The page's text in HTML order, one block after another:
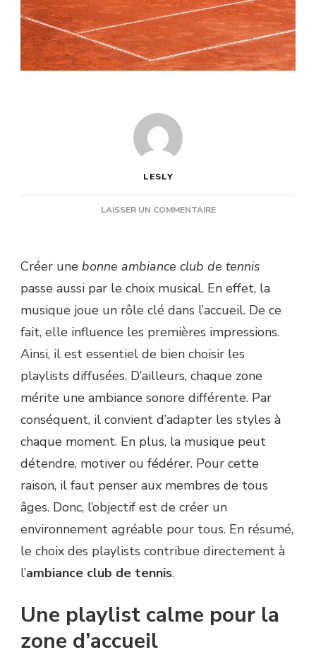
LESLY
LAISSER UN COMMENTAIRESUR
DANS
D’ACCUEIL
OU
REPOS
?
Créer une bonne ambiance club de tennis
passe aussi par le choix musical. En effet, la
musique joue un rôle clé dans l’accueil. De ce
fait, elle influence les premières impressions.
Ainsi, il est essentiel de bien choisir les
playlists diffusées. D’ailleurs, chaque zone
mérite une ambiance sonore différente. Par
conséquent, il convient d’adapter les styles à
chaque moment. En plus, la musique peut
détendre, motiver ou fédérer. Pour cette
raison, il faut penser aux membres de tous
âges. Donc, l’objectif est de créer un
environnement agréable pour tous. En résumé,
le choix des playlists contribue directement à
l’ambiance club de tennis.
Une playlist calme pour la
zone d’accueil